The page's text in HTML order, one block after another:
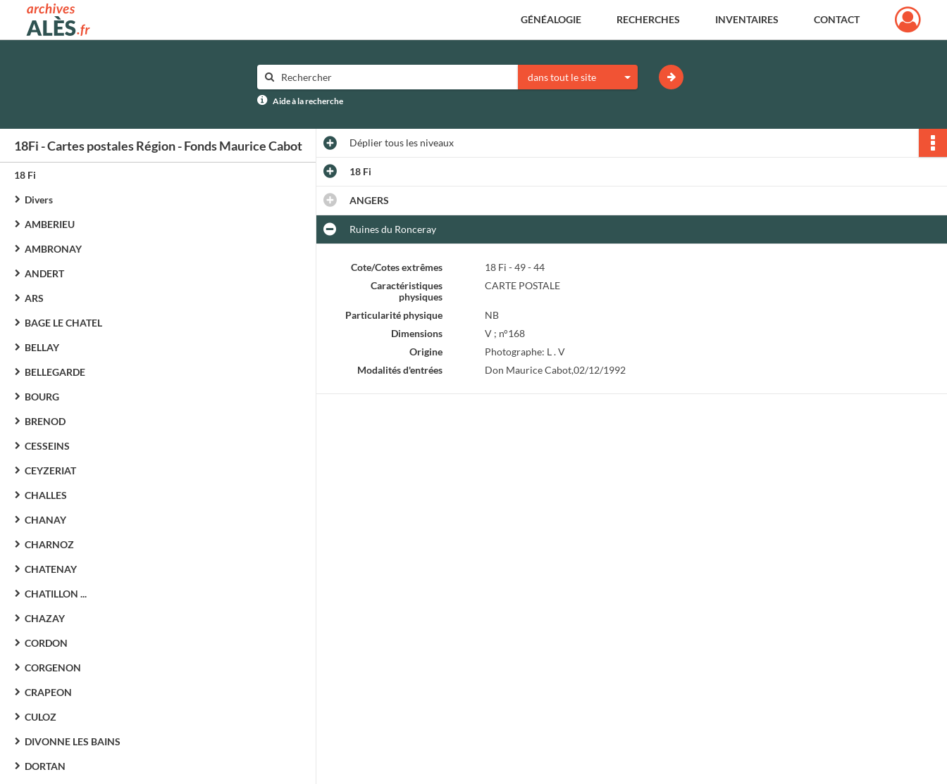
Archives municipales d'Alès GÉNÉALOGIE RECHERCHES INVENTAIRES CONTACT
dans tout le site
Aide à la recherche
18Fi - Cartes postales Région - Fonds Maurice Cabot
18 Fi
Divers
AMBERIEU
AMBRONAY
ANDERT
ARS
BAGE LE CHATEL
BELLAY
BELLEGARDE
BOURG
BRENOD
CESSEINS
CEYZERIAT
CHALLES
CHANAY
CHARNOZ
CHATENAY
CHATILLON ...
CHAZAY
CORDON
CORGENON
CRAPEON
CULOZ
DIVONNE LES BAINS
DORTAN
Dépliertous les niveaux
18 Fi
ANGERS
Ruines du Ronceray
Cote/Cotes extrêmes
18 Fi - 49 - 44
Caractéristiques
physiques
CARTE POSTALE
Particularité physique
NB
Dimensions
V ; n°168
Origine
Photographe: L . V
Modalités d'entrées
Don Maurice Cabot,02/12/1992